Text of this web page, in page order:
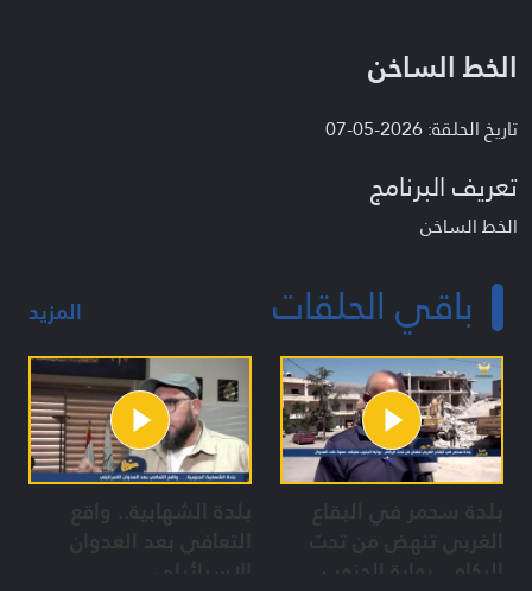
الخط الساخن
تاريخ الحلقة: 2026-05-07
تعريف البرنامج
الخط الساخن
باقي الحلقات المزيد
بلدة سحمر في البقاع
الغربي تنهض من تحت
الركام.. بوابة الجنوب
بلدة الشهابية.. واقع
التعافي بعد العدوان